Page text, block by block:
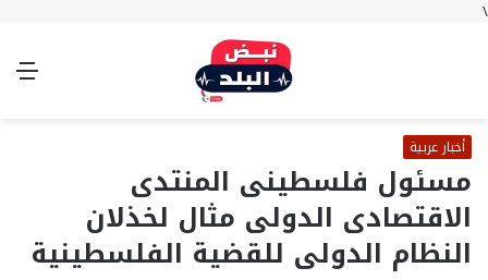
\
الوضع
أخبار عربية
مسئول فلسطينى المنتدى
الاقتصادى الدولى مثال لخذلان
النظام الدولى للقضية الفلسطينية